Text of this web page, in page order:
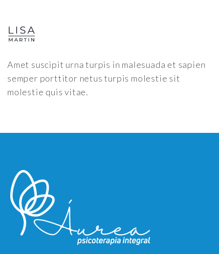
Amet suscipit urna turpis in malesuada et sapien
semper porttitor netus turpis molestie sit
molestie quis vitae.